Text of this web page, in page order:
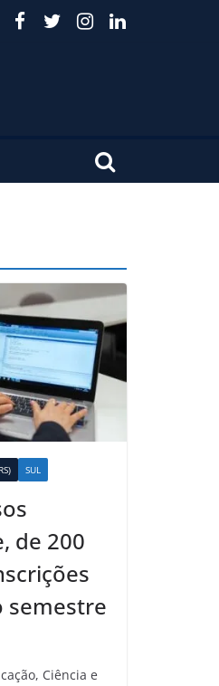
SUL
de 200
semestre
Ciência e